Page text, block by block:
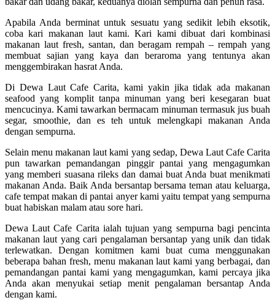
Apabila Anda berminat untuk sesuatu yang sedikit lebih eksotik,
coba kari makanan laut kami. Kari kami dibuat dari kombinasi
makanan laut fresh, santan, dan beragam rempah – rempah yang
membuat sajian yang kaya dan beraroma yang tentunya akan
menggembirakan hasrat Anda.
Di Dewa Laut Cafe Carita, kami yakin jika tidak ada makanan
seafood yang komplit tanpa minuman yang beri kesegaran buat
mencucinya. Kami tawarkan bermacam minuman termasuk jus buah
segar, smoothie, dan es teh untuk melengkapi makanan Anda
dengan sempurna.
Selain menu makanan laut kami yang sedap, Dewa Laut Cafe Carita
pun tawarkan pemandangan pinggir pantai yang mengagumkan
yang memberi suasana rileks dan damai buat Anda buat menikmati
makanan Anda. Baik Anda bersantap bersama teman atau keluarga,
cafe tempat makan di pantai anyer kami yaitu tempat yang sempurna
buat habiskan malam atau sore hari.
Dewa Laut Cafe Carita ialah tujuan yang sempurna bagi pencinta
makanan laut yang cari pengalaman bersantap yang unik dan tidak
terlewatkan. Dengan komitmen kami buat cuma menggunakan
beberapa bahan fresh, menu makanan laut kami yang berbagai, dan
pemandangan pantai kami yang mengagumkan, kami percaya jika
Anda akan menyukai setiap menit pengalaman bersantap Anda
dengan kami.